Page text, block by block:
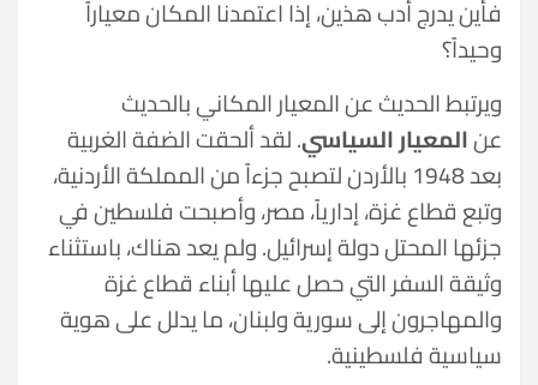
فأين يدرج أدب هذين، إذا اعتمدنا المكان معياراً
وحيداً؟
ويرتبط الحديث عن المعيار المكاني بالحديث
عنالمعيار السياسي. لقد ألحقت الضفة الغربية
بعد 1948 بالأردن لتصبح جزءاً من المملكة الأردنية،
وتبع قطاع غزة، إدارياً، مصر، وأصبحت فلسطين في
جزئها المحتل دولة إسرائيل. ولم يعد هناك، باستثناء
وثيقة السفر التي حصل عليها أبناء قطاع غزة
والمهاجرون إلى سورية ولبنان، ما يدلل على هوية
سياسية فلسطينية.